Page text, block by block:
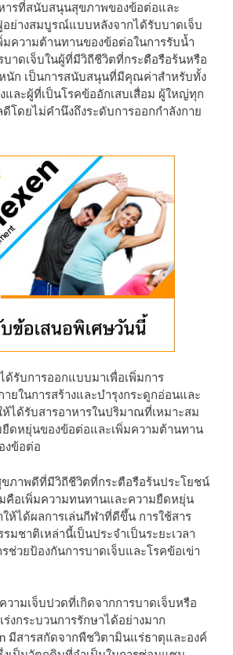
ารที่สนับสนุนสุขภาพของข้อต่อและ
อย่างสมบูรณ์แบบหลังจากได้รับบาดเจ็บ
มความต้านทานของข้อต่อในการรับน้ำ
าดเจ็บในผู้ที่มีวิถีชีวิตที่กระตือรือร้นหรือ
หนัก เป็นการสนับสนุนที่มีคุณค่าสำหรับทั้ง
ละผู้ที่เป็นโรคข้ออักเสบเสื่อม ผู้ใหญ่ทุก
โดยไม่คำนึงถึงระดับการออกกำลังกาย
ด้รับการออกแบบมาเพื่อเพิ่มการ
ายในการสร้างและบำรุงกระดูกอ่อนและ
ห้ได้รับสารอาหารในปริมาณที่เหมาะสม
ยืดหยุ่นของข้อต่อและเพิ่มความต้านทาน
งข้อต่อ
ภาพดีที่มีวิถีชีวิตที่กระตือรือร้นประโยชน์
คือเพิ่มความทนทานและความยืดหยุ่น
ห้ได้ผลการเล่นกีฬาที่ดีขึ้น การใช้สาร
มชาติเหล่านี้เป็นประจำเป็นระยะเวลา
ช่วยป้องกันการบาดเจ็บและโรคข้อเข่า
ามเจ็บปวดที่เกิดจากการบาดเจ็บหรือ
ร่งกระบวนการรักษาได้อย่างมาก
มีสารสกัดจากพืชวิตามินแร่ธาตุและองค์